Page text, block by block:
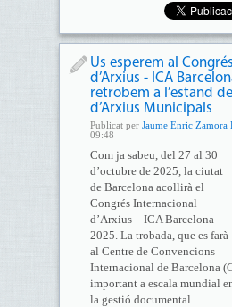
Us esperem al
d’Arxius - ICA
retrobem a l’estand
d’Arxius Municipals
Publicat per Jaume Enric Zamora
09:48
Com ja sabeu, del 27 al 30
d’octubre de 2025, la ciutat
de Barcelona acollirà el
Congrés Internacional
d’Arxius – ICA Barcelona
2025. La trobada, que es farà
al Centre de Convencions
Internacional de Barcelona
important a escala mundial
la gestió documental.